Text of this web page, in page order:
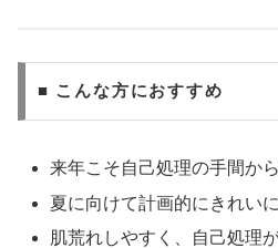
■ こんな方におすすめ
来年こそ自己処理の手間か
夏に向けて計画的にきれい
肌荒れしやすく、自己処理